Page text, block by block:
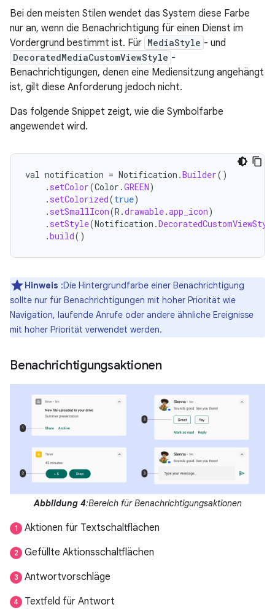
Bei den meisten Stilen wendet das System diese Farbe
nur an, wenn die Benachrichtigung für einen Dienst im
Vordergrund bestimmt ist. Für MediaStyle - und
DecoratedMediaCustomViewStyle -
Benachrichtigungen, denen eine Mediensitzung angehängt
ist, gilt diese Anforderung jedoch nicht.
Das folgende Snippet zeigt, wie die Symbolfarbe
angewendet wird.
val notification = Notification .Builder()
. setColor(Color .GREEN)
. setColorized(true)
. setSmallIcon(R .drawable.app_icon)
. setStyle(Notification .
.build()
Hinweis :Die Hintergrundfarbe einer Benachrichtigung
sollte nur für Benachrichtigungen mit hoher Priorität wie
Navigation, laufende Anrufe oder andere ähnliche Ereignisse
mit hoher Priorität verwendet werden.
Benachrichtigungsaktionen
Abbildung 4:Bereich für Benachrichtigungsaktionen
1 Aktionen für Textschaltflächen
2 Gefüllte Aktionsschaltflächen
3 Antwortvorschläge
4
Textfeld für Antwort